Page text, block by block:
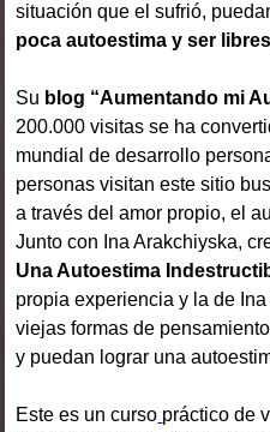
situación que el sufrió,
poca autoestima y ser
Su blog “Aumentando mi
200.000 visitas se ha
mundial de desarrollo
personas visitan este sitio
a través del amor propio, el
Junto con Ina Arakchiyska,
Una Autoestima
propia experiencia y la de
viejas formas de
y puedan lograr una
Este es un curso práctico de